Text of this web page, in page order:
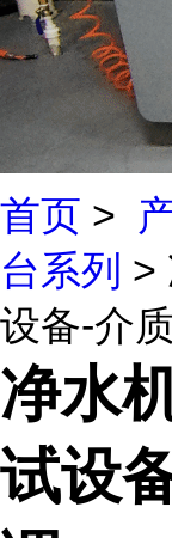
首页 >
台系列 >
设备-介
净水
试设